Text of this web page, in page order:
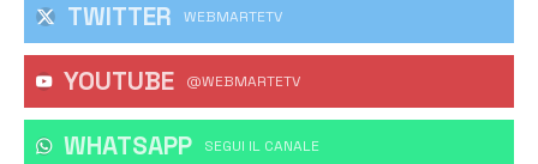
TWITTER WEBMARTETV
YOUTUBE @WEBMARTETV
WHATSAPP ‎SEGUI IL CANALE